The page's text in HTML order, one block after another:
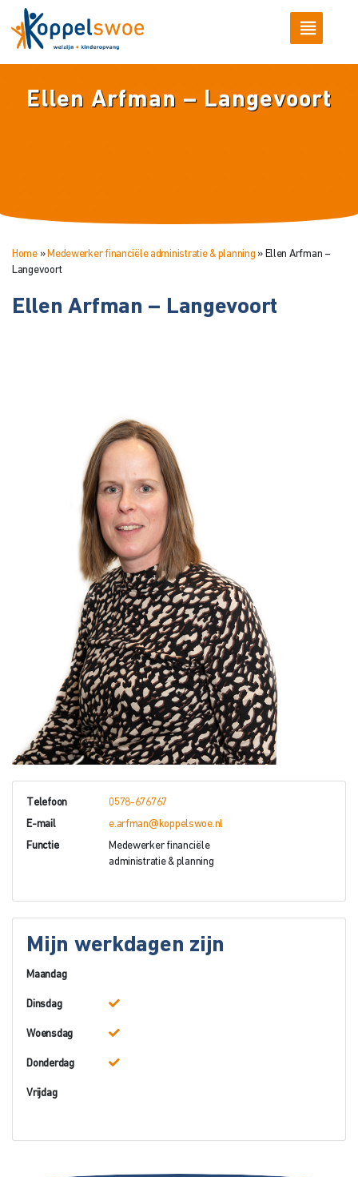
Ellen Arfman – Langevoort
Home» Medewerker financiële administratie & planning » Ellen Arfman –
Langevoort
Ellen Arfman – Langevoort
Telefoon 0578-676767
E-mail e.arfman@koppelswoe.nl
Functie
Medewerker financiële
administratie & planning
Mijn werkdagen zijn
Maandag
Dinsdag
Woensdag
Donderdag
Vrijdag